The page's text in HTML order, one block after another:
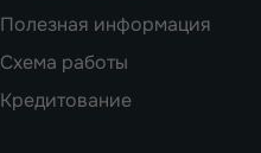
Полезная информация
Схема работы
Кредитование